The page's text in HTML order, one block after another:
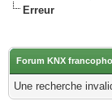
Erreur
Forum KNX
Une recherche